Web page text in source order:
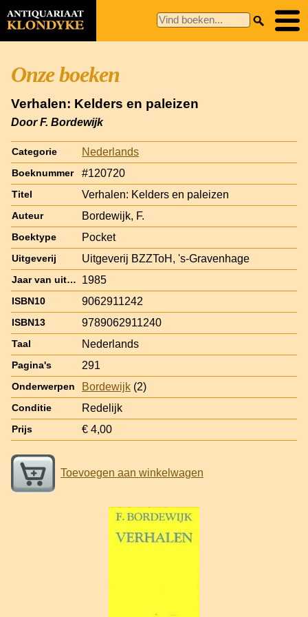
Onze boeken
Verhalen: Kelders en paleizen
Door F. Bordewijk
Categorie Nederlands
Boeknummer #120720
Titel Verhalen: Kelders en paleizen
Auteur Bordewijk, F.
Boektype Pocket
Uitgeverij Uitgeverij BZZToH, 's-Gravenhage
Jaar van uitgave 1985
ISBN10 9062911242
ISBN13 9789062911240
Taal Nederlands
Pagina's 291
Onderwerpen Bordewijk (2)
Conditie Redelijk
Prijs € 4,00
Toevoegen aan winkelwagen